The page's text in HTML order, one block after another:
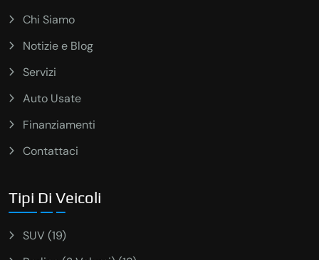
Chi Siamo
Notizie e Blog
Servizi
Auto Usate
Finanziamenti
Contattaci
Tipi Di Veicoli
SUV (19)